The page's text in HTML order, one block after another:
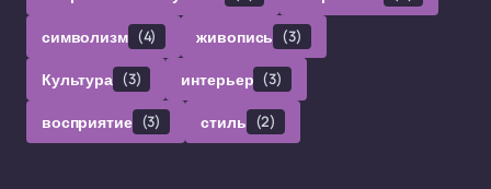
символизм (4) живопись (3)
Культура (3) интерьер (3)
восприятие (3) стиль (2)